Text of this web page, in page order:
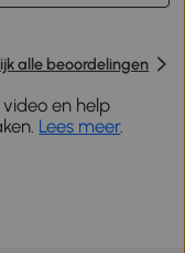
alle beoordelingen
en help
Lees meer.